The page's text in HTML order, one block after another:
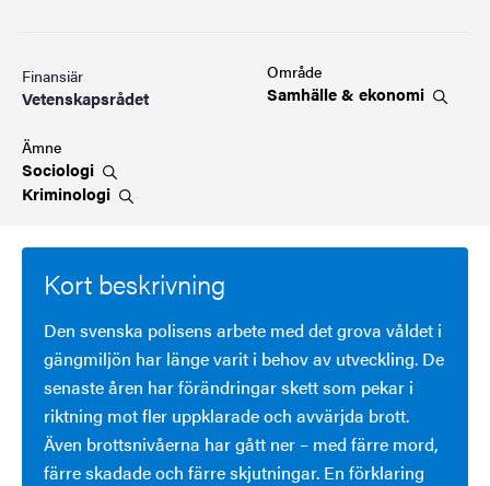
Finansiär
Vetenskapsrådet
Område
Samhälle & ekonomi
Ämne
Sociologi
Kriminologi
Kort beskrivning
Den svenska polisens arbete med det grova våldet i
gängmiljön har länge varit i behov av utveckling. De
senaste åren har förändringar skett som pekar i
riktning mot fler uppklarade och avvärjda brott.
Även brottsnivåerna har gått ner – med färre mord,
färre skadade och färre skjutningar. En förklaring